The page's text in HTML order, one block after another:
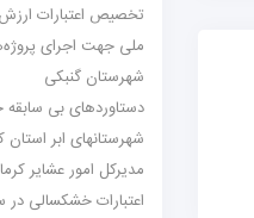
تخصیص اعتبارات ارزش
ملی جهت اجرای
شهرستان گنبکی
دستاوردهای بی سابقه
شهرستانهای ابر استان
مدیرکل امور عشایر
اعتبارات خشکسالی